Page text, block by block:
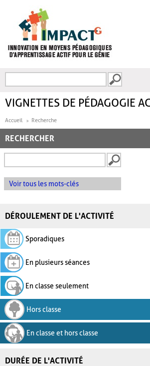
FORMULAIRE DE
VIGNETTES DE PÉDAGOGIE
Accueil Recherche
RECHERCHER
Voir tous les mots-clés
DÉROULEMENT DE L'ACTIVITÉ
Sporadiques
En plusieurs séances
En classe seulement
Hors classe
En classe et hors classe
DURÉE DE L'ACTIVITÉ